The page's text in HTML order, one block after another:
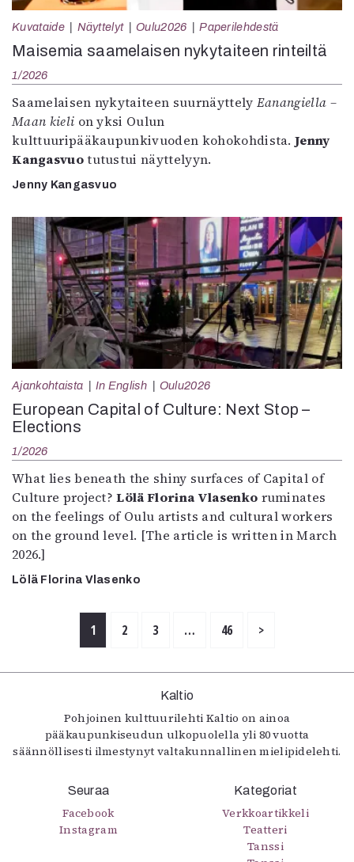
Kuvataide Näyttelyt Oulu2026 Paperilehdestä
Maisemia saamelaisen nykytaiteen rinteiltä
1/2026
Saamelaisen nykytaiteen suurnäyttely Eanangiella –
Maan kieli on yksi Oulun
kulttuuripääkaupunkivuoden kohokohdista.Jenny
Kangasvuotutustui näyttelyyn.
Jenny Kangasvuo
Ajankohtaista In English Oulu2026
European Capital of Culture: Next Stop –
Elections
1/2026
What lies beneath the shiny surfaces of Capital of
Culture project?Lölä Florina Vlasenko ruminates
on the feelings of Oulu artists and cultural workers
on the ground level. [The article is written in March
2026.]
Lölä Florina Vlasenko
1 2 3 … 46 >
Kaltio
Pohjoinen kulttuurilehti Kaltio on ainoa
pääkaupunkiseudun ulkopuolella yli 80 vuotta
säännöllisesti ilmestynyt valtakunnallinen mielipidelehti.
Seuraa
Facebook
Instagram
Kategoriat
Verkkoartikkeli
Teatteri
Tanssi